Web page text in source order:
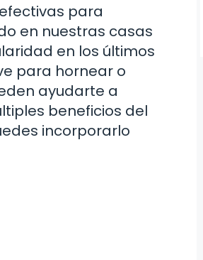
para
en nuestras casas
en los últimos
para hornear o
ayudarte a
beneficios del
incorporarlo